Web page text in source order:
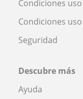
Condiciones
Condiciones
Seguridad
Descubre más
Ayuda